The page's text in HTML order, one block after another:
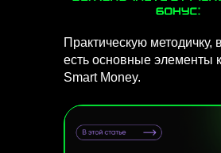
Практическую методичку,
есть основные элементы
Smart Money.